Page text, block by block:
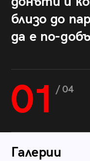
близо до
да е по-
01 / 04
Галерии